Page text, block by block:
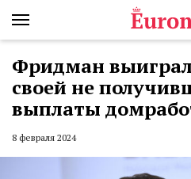
Фридман
своей не
выплаты
8 февраля 2024